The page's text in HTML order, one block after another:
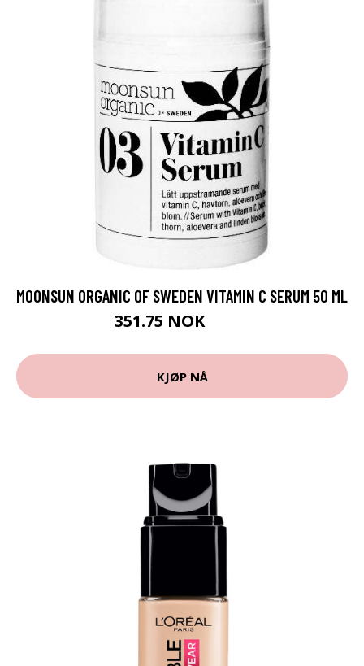
MOONSUN ORGANIC OF SWEDEN VITAMIN C SERUM 50 ML
351.75 NOK
KJØP NÅ